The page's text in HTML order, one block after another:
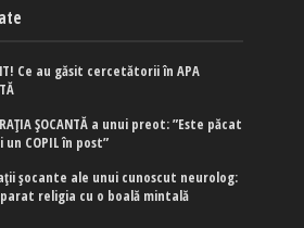
Ce au găsit cercetătorii în APA
ȘOCANTĂ a unui preot: ”Este păcat
un COPIL în post”
şocante ale unui cunoscut neurolog:
religia cu o boală mintală